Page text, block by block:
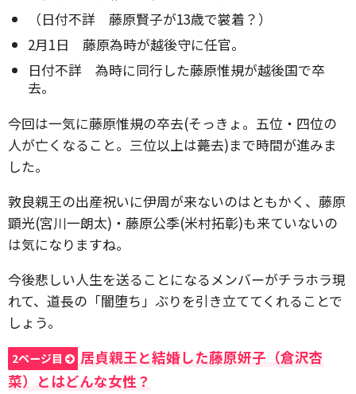
（日付不詳 藤原賢子が13歳で裳着？）
2月1日 藤原為時が越後守に任官。
日付不詳 為時に同行した藤原惟規が越後国で卒
去。
今回は一気に藤原惟規の卒去(そっきょ。五位・四位の
人が亡くなること。三位以上は薨去)まで時間が進みま
した。
敦良親王の出産祝いに伊周が来ないのはともかく、藤原
顕光(宮川一朗太)・藤原公季(米村拓彰)も来ていないの
は気になりますね。
今後悲しい人生を送ることになるメンバーがチラホラ現
れて、道長の「闇堕ち」ぶりを引き立ててくれることで
しょう。
2ページ目
居貞親王と結婚した藤原妍子（倉沢杏
菜）とはどんな女性？